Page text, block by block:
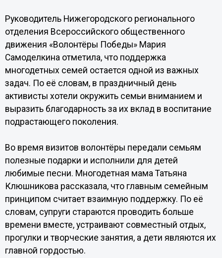
Руководитель Нижегородского регионального
отделения Всероссийского общественного
движения «Волонтёры Победы» Мария
Самоделкина отметила, что поддержка
многодетных семей остается одной из важных
задач. По её словам, в праздничный день
активисты хотели окружить семьи вниманием и
выразить благодарность за их вклад в воспитание
подрастающего поколения.
Во время визитов волонтёры передали семьям
полезные подарки и исполнили для детей
любимые песни. Многодетная мама Татьяна
Клюшникова рассказала, что главным семейным
принципом считает взаимную поддержку. По её
словам, супруги стараются проводить больше
времени вместе, устраивают совместный отдых,
прогулки и творческие занятия, а дети являются их
главной гордостью.